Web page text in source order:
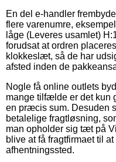
En del e-handler
flere varenumre,
låge (Leveres usamlet)
forudsat at ordren
klokkeslæt, så de har
afsted inden de
Nogle få online outlets
mange tilfælde er det kun
en præcis sum. Desuden
betalelige fragtløsning,
man opholder sig tæt på
blive at få fragtfirmaet til
afhentningssted.